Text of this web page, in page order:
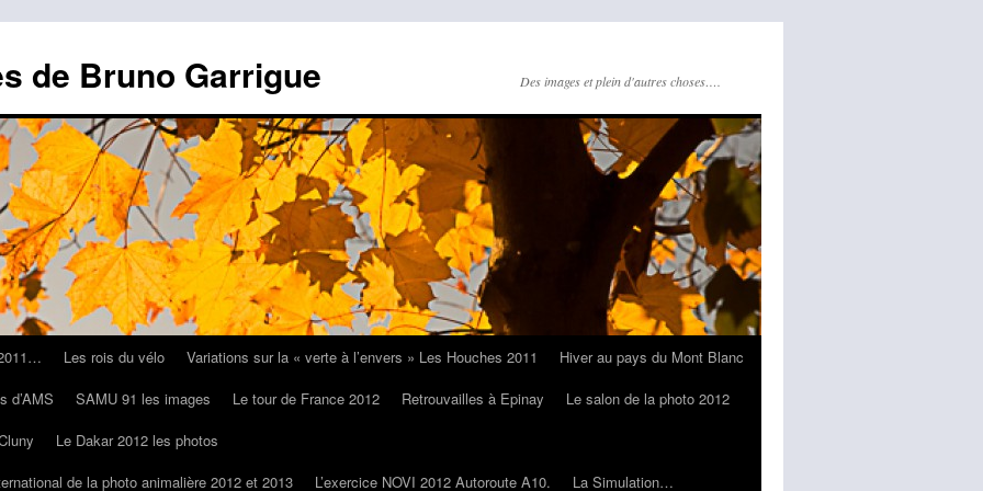
de Bruno Garrigue Des images et plein d'autres choses….
Les rois du vélo Variations sur la « verte à l’envers » Les Houches 2011
Hiver au pays du Mont Blanc
d’AMS SAMU 91 les images Le tour de France 2012 Retrouvailles à Epinay
Le salon de la photo 2012
Le Dakar 2012 les photos
de la photo animalière 2012 et 2013
L’exercice NOVI 2012 Autoroute A10.
La Simulation…